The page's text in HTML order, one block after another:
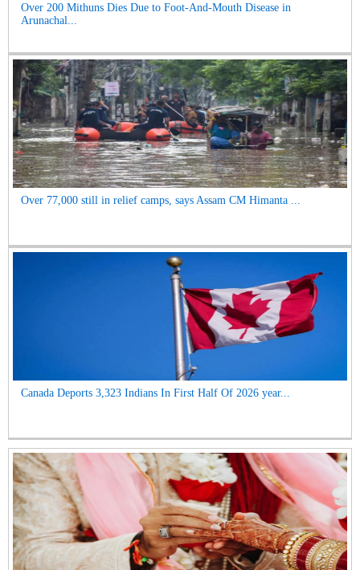
Over 200 Mithuns Dies Due to Foot-And-Mouth Disease in
Arunachal...
Over 77,000 still in relief camps, says Assam CM Himanta ...
Canada Deports 3,323 Indians In First Half Of 2026 year...